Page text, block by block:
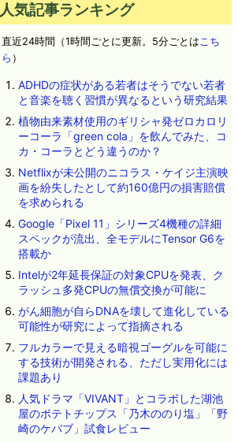
人気記事ランキング
直近24時間（1時間ごとに更新。5分ごとはこち
ら ）
ADHDの症状がある若者はそうでない若者
と音楽を聴く習慣が異なるという研究結果
植物由来素材使用のギリシャ発ゼロカロリ
ーコーラ「green cola」を飲んでみた、コ
カ・コーラとどう違うのか？
Netflixが未公開のニコラス・ケイジ主演映
画を紛失したとして約160億円の損害賠償
を求められる
Google「Pixel 11」シリーズ4機種の詳細
スペックが流出、全モデルにTensor G6を
搭載か
Intelが2年延長保証の対象CPUを発表、ク
ラッシュ多発CPUの無償交換が可能に
がん細胞が自らDNAを壊して進化している
可能性が研究によって指摘される
フルカラーで見える暗視ゴーグルを可能に
する技術が開発される、ただし実用化には
課題あり
人気ドラマ「VIVANT」とコラボした湖池
屋のポテトチップス「乃木ののり塩」「野
崎のケバブ」試食レビュー